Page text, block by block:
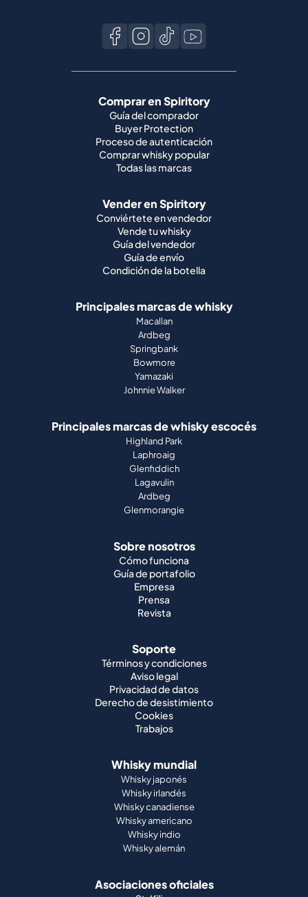
Comprar en Spiritory
Guía del comprador
Buyer Protection
Proceso de autenticación
Comprar whisky popular
Todas las marcas
Vender en Spiritory
Conviértete en vendedor
Vende tu whisky
Guía del vendedor
Guía de envío
Condición de la botella
Principales marcas de whisky
Macallan
Ardbeg
Springbank
Bowmore
Yamazaki
Johnnie Walker
Principales marcas de whisky escocés
Highland Park
Laphroaig
Glenfiddich
Lagavulin
Ardbeg
Glenmorangie
Sobre nosotros
Cómo funciona
Guía de portafolio
Empresa
Prensa
Revista
Soporte
Términos y condiciones
Aviso legal
Privacidad de datos
Derecho de desistimiento
Cookies
Trabajos
Whisky mundial
Whisky japonés
Whisky irlandés
Whisky canadiense
Whisky americano
Whisky indio
Whisky alemán
Asociaciones oficiales